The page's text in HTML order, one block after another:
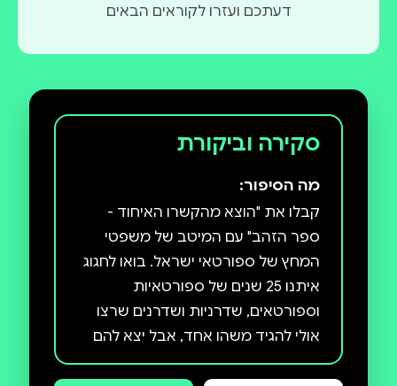
דעתכם ועזרו לקוראים הבאים
סקירה וביקורת
מה הסיפור:
קבלו את "הוצא מהקשרו האיחוד -
ספר הזהב" עם המיטב של משפטי
המחץ של ספורטאי ישראל. בואו לחגוג
איתנו 25 שנים של ספורטאיות
וספורטאים, שדרניות ושדרנים שרצו
אולי להגיד משהו אחד, אבל יצא להם